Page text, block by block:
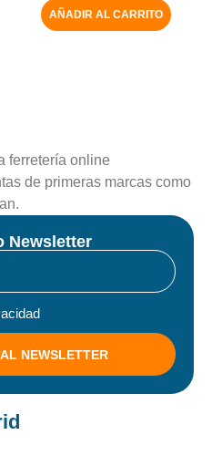
AÑADIR AL CARRITO
ferretería online
de primeras marcas como
Newsletter
NEWSLETTER